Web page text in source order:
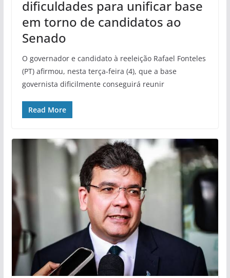
dificuldades para unificar base
em torno de candidatos ao
Senado
O governador e candidato à reeleição Rafael Fonteles
(PT) afirmou, nesta terça-feira (4), que a base
governista dificilmente conseguirá reunir
Read More